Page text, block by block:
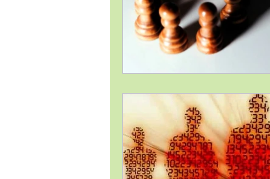
Liderazgo Logística
Temas Generales